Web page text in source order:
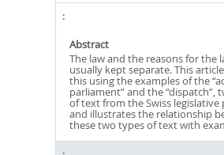
Abstract
The law and the reasons for the
usually kept separate. This
this using the examples of the
parliament” and the “dispatch”,
of text from the Swiss legislative
and illustrates the relationship
these two types of text with